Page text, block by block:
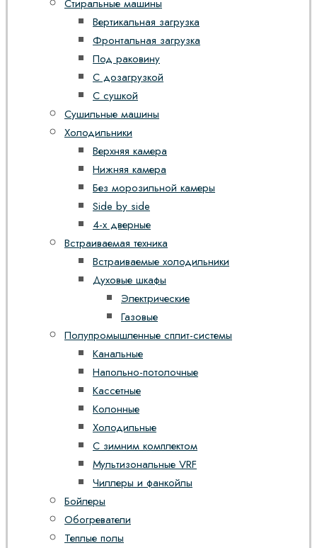
Стиральные машины
Вертикальная загрузка
Фронтальная загрузка
Под раковину
С дозагрузкой
С сушкой
Сушильные машины
Холодильники
Верхняя камера
Нижняя камера
Без морозильной камеры
Side by side
4-х дверные
Встраиваемая техника
Встраиваемые холодильники
Духовые шкафы
Электрические
Газовые
Полупромышленные сплит-системы
Канальные
Напольно-потолочные
Кассетные
Колонные
Холодильные
С зимним комплектом
Мультизональные VRF
Чиллеры и фанкойлы
Бойлеры
Обогреватели
Теплые полы